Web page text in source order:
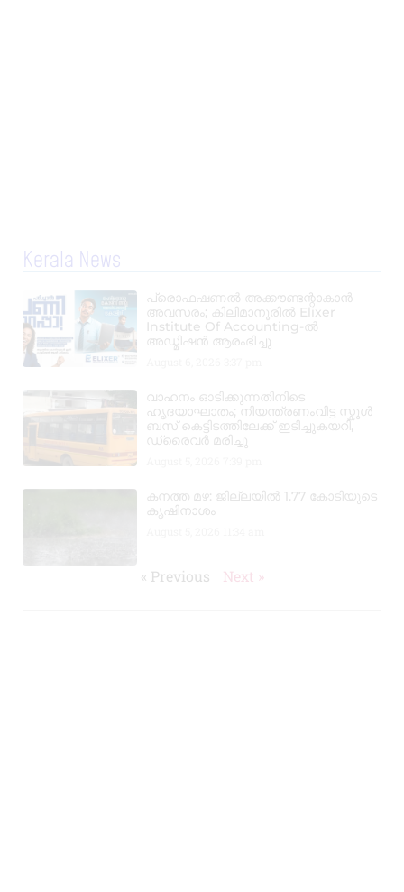
Kerala News
പ്രൊഫഷണൽ അക്കൗണ്ടന്റാകാൻ
അവസരം; കിലിമാനൂരിൽ Elixer
Institute Of Accounting-ൽ
അഡ്മിഷൻ ആരംഭിച്ചു
വാഹനം ഓടിക്കുന്നതിനിടെ
ഹൃദയാഘാതം; നിയന്ത്രണംവിട്ട സ്കൂൾ
ബസ് കെട്ടിടത്തിലേക്ക് ഇടിച്ചുകയറി,
ഡ്രൈവർ മരിച്ചു
കനത്ത മഴ: ജില്ലയിൽ 1.77 കോടിയുടെ
കൃഷിനാശം
« Previous Next »